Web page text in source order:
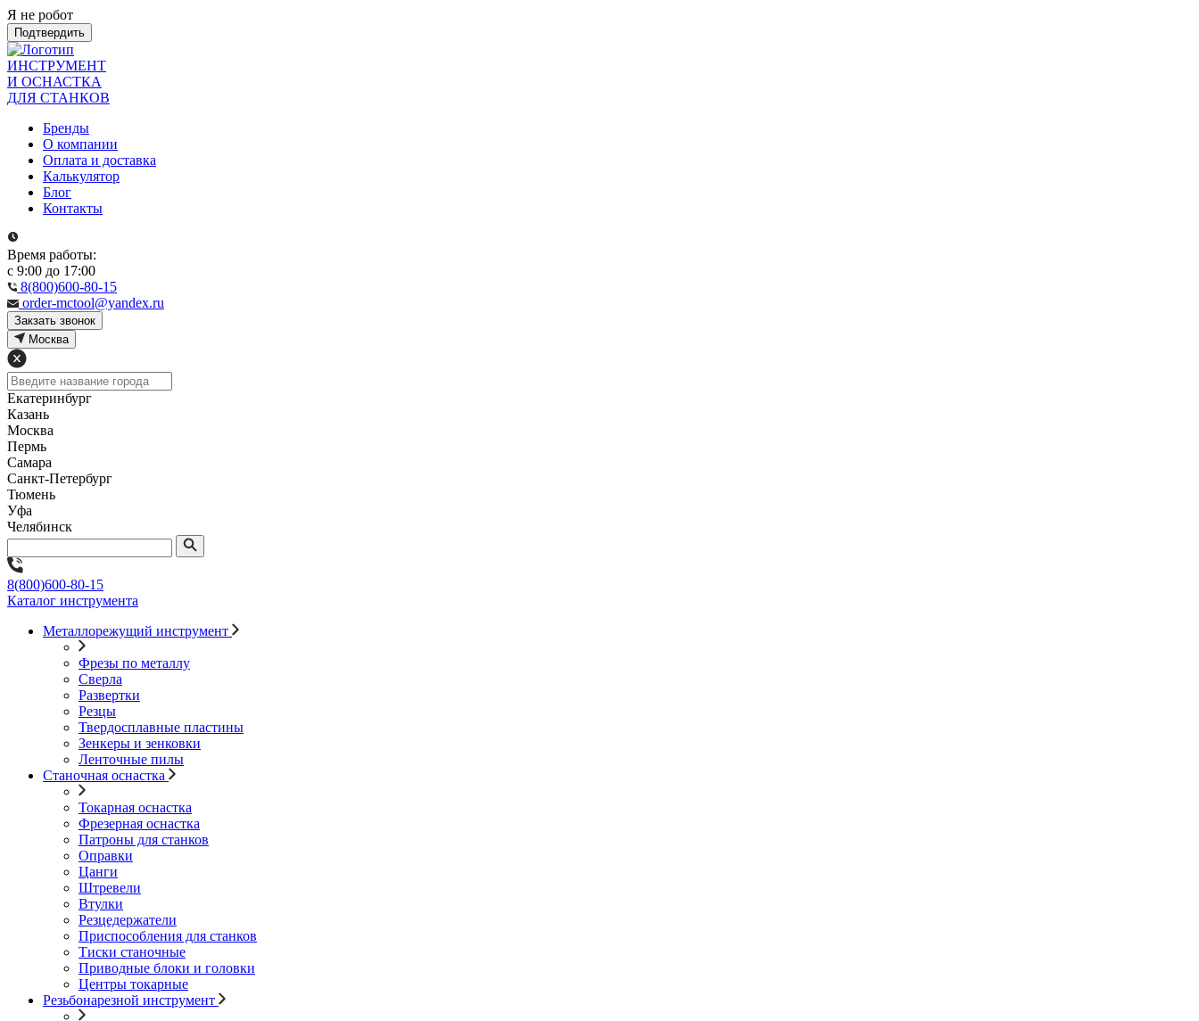
Я не робот
Подтвердить
ИНСТРУМЕНТ
И ОСНАСТКА
ДЛЯ СТАНКОВ
Бренды
О компании
Оплата и доставка
Калькулятор
Блог
Контакты
Время работы:
с 9:00 до 17:00
8(800)600-80-15
order-mctool@yandex.ru
Закзать звонок
Москва
Екатеринбург
Казань
Москва
Пермь
Самара
Санкт-Петербург
Тюмень
Уфа
Челябинск
8(800)600-80-15
Каталог инструмента
Металлорежущий инструмент
Фрезы по металлу
Сверла
Развертки
Резцы
Твердосплавные пластины
Зенкеры и зенковки
Ленточные пилы
Станочная оснастка
Токарная оснастка
Фрезерная оснастка
Патроны для станков
Оправки
Цанги
Штревели
Втулки
Резцедержатели
Приспособления для станков
Тиски станочные
Приводные блоки и головки
Центры токарные
Резьбонарезной инструмент